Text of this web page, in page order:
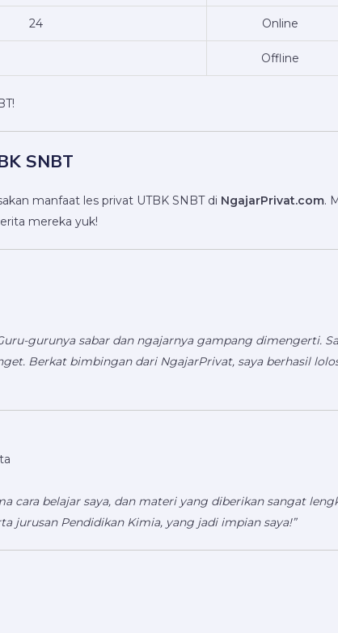
24 Online
Offline
SNBT
manfaat les privat UTBK SNBT di NgajarPrivat.com.
mereka yuk!
gurunya sabar dan ngajarnya gampang dimengerti.
Berkat bimbingan dari NgajarPrivat, saya berhasil
cara belajar saya, dan materi yang diberikan sangat
jurusan Pendidikan Kimia, yang jadi impian saya!”